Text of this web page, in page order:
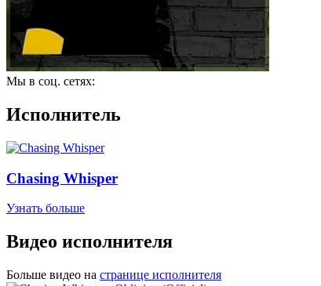
Мы в соц. сетях:
Исполнитель
Chasing Whisper
Узнать больше
Видео исполнителя
Больше видео на странице исполнителя